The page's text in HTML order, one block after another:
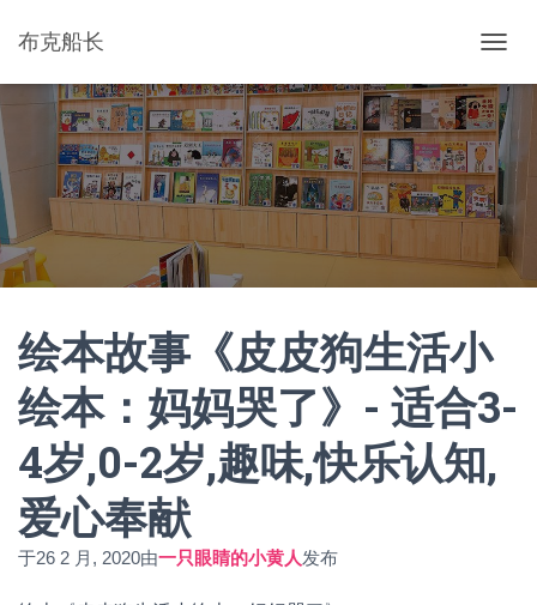
布克船长
换
导
航
绘本故事《皮皮狗生活小
绘本：妈妈哭了》- 适合3-
4岁,0-2岁,趣味,快乐认知,
爱心奉献
于26 2 月, 2020由一只眼睛的小黄人发布